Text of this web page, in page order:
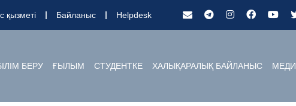
қызметі Байланыс Helpdesk
БЕРУ ҒЫЛЫМ СТУДЕНТКЕ ХАЛЫҚАРАЛЫҚ БАЙЛАНЫС